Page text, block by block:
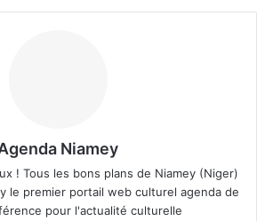
Niamey
! Tous les bons plans de Niamey (Niger)
le premier portail web culturel agenda de
pour l'actualité culturelle